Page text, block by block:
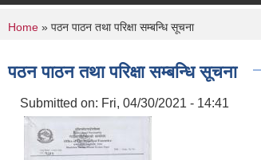
You are here
Home » पठन पाठन तथा परिक्षा सम्बन्धि सूचना
पठन पाठन तथा परिक्षा सम्बन्धि सूचना
Submitted on: Fri, 04/30/2021 - 14:41